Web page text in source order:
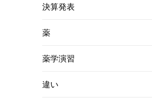
決算発表
薬
薬学演習
違い